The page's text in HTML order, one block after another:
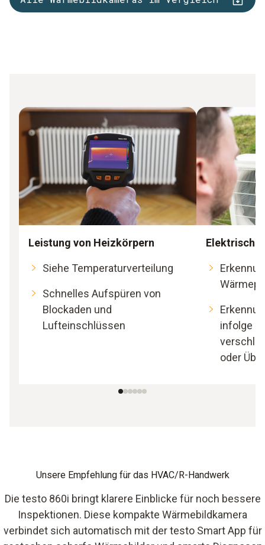
Leistung von Heizkörpern
Siehe Temperaturverteilung
Schnelles Aufspüren von
Blockaden und
Lufteinschlüssen
Elektrische
infolge
oder
Unsere Empfehlung für das HVAC/R-Handwerk
Die testo 860i bringt klarere Einblicke für noch bessere
Inspektionen. Diese kompakte Wärmebildkamera
verbindet sich automatisch mit der testo Smart App für